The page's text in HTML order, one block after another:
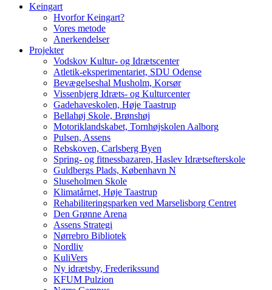
Keingart
Hvorfor Keingart?
Vores metode
Anerkendelser
Projekter
Vodskov Kultur- og Idrætscenter
Atletik-eksperimentariet, SDU Odense
Bevægelseshal Musholm, Korsør
Vissenbjerg Idræts- og Kulturcenter
Gadehaveskolen, Høje Taastrup
Bellahøj Skole, Brønshøj
Motoriklandskabet, Tornhøjskolen Aalborg
Pulsen, Assens
Rebskoven, Carlsberg Byen
Spring- og fitnessbazaren, Haslev Idrætsefterskole
Guldbergs Plads, København N
Sluseholmen Skole
Klimatårnet, Høje Taastrup
Rehabiliteringsparken ved Marselisborg Centret
Den Grønne Arena
Assens Strategi
Nørrebro Bibliotek
Nordliv
KuliVers
Ny idrætsby, Frederikssund
KFUM Pulzion